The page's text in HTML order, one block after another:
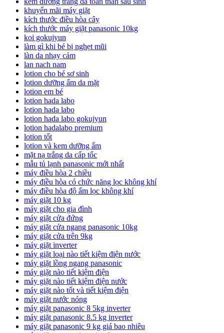
khuyến mãi máy giặt
kích thước điều hòa cây
kích thước máy giặt panasonic 10kg
koi gokujyun
làm gì khi bé bị nghẹt mũi
làn da nhạy cảm
lan nach nam
lotion cho bé sơ sinh
lotion dưỡng ẩm da mặt
lotion em bé
lotion hada labo
lotion hada labo
lotion hada labo gokujyun
lotion hadalabo premium
lotion tốt
lotion và kem dưỡng ẩm
mặt nạ trắng da cấp tốc
mẫu tủ lạnh panasonic mới nhất
máy điều hòa 2 chiều
máy điều hòa có chức năng lọc không khí
máy điều hòa độ ẩm lọc không khí
máy giặt 10 kg
máy giặt cho gia đình
máy giặt cửa đứng
máy giặt cửa ngang panasonic 10kg
máy giặt cửa trên 9kg
máy giặt inverter
máy giặt loại nào tiết kiệm điện nước
máy giặt lồng ngang panasonic
máy giặt nào tiết kiệm điện
máy giặt nào tiết kiệm điện nước
máy giặt nào tốt và tiết kiệm điện
máy giặt nước nóng
máy giặt panasonic 8 5kg inverter
máy giặt panasonic 8.5 kg inverter
máy giặt panasonic 9 kg giá bao nhiêu